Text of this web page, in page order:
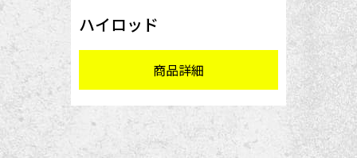
ハイロッド
商品詳細